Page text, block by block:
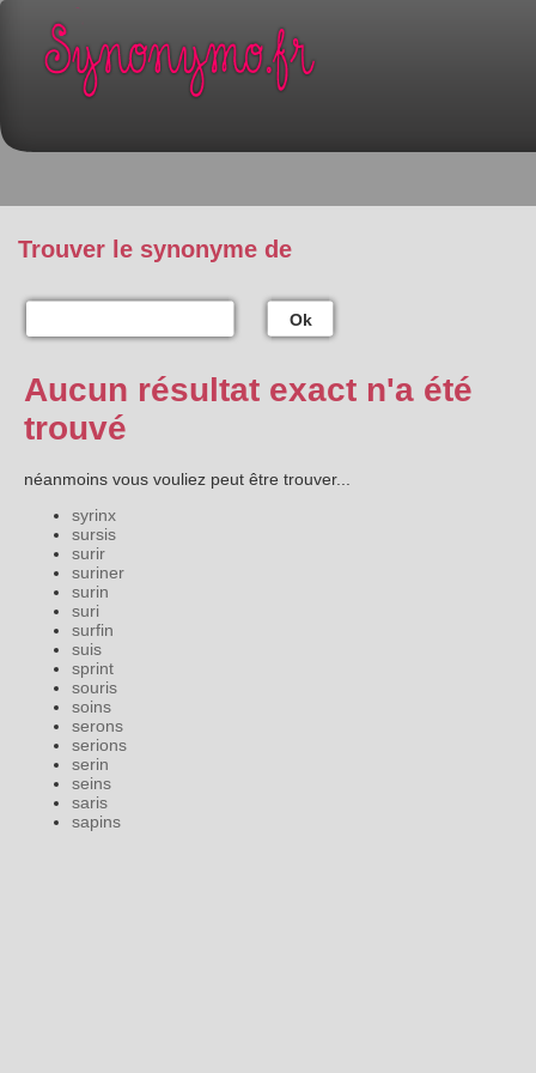
Trouver le synonyme de
Ok
Aucun résultat exact n'a été
trouvé
néanmoins vous vouliez peut être trouver...
syrinx
sursis
surir
suriner
surin
suri
surfin
suis
sprint
souris
soins
serons
serions
serin
seins
saris
sapins